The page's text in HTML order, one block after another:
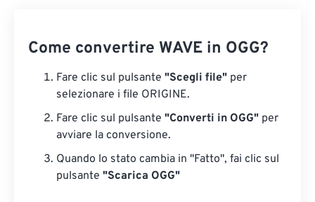
Come convertire WAVE in OGG?
Fare clic sul pulsante "Scegli file" per
selezionare i file ORIGINE.
Fare clic sul pulsante "Converti in OGG" per
avviare la conversione.
Quando lo stato cambia in "Fatto", fai clic sul
pulsante "Scarica OGG"